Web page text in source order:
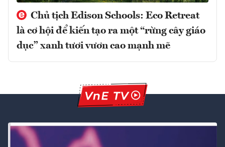
Chủ tịch Edison Schools: Eco Retreat
là cơ hội để kiến tạo ra một “rừng cây giáo
dục” xanh tươi vươn cao mạnh mẽ